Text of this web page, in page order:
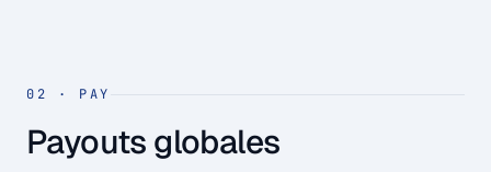
02 · PAY
Payouts globales